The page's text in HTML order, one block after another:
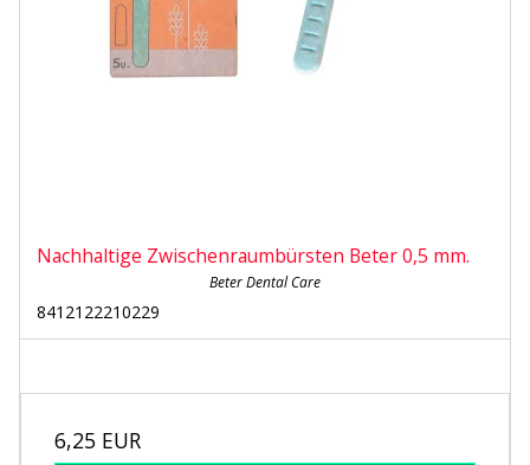
Nachhaltige Zwischenraumbürsten Beter 0,5 mm.
Beter Dental Care
8412122210229
6,25 EUR